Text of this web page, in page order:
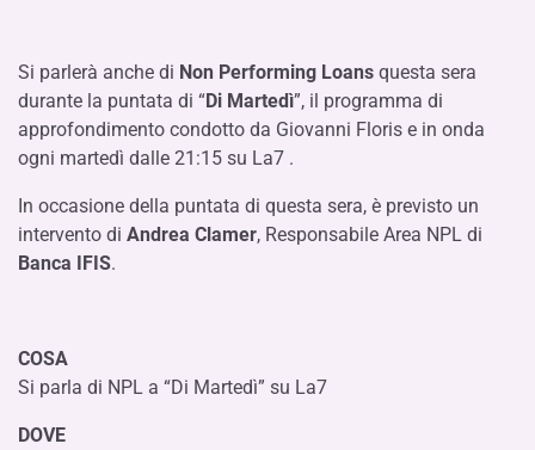
Si parlerà anche di Non Performing Loans questa sera
durante la puntata di “Di Martedì”, il programma di
approfondimento condotto da Giovanni Floris e in onda
ogni martedì dalle 21:15 su La7 .
In occasione della puntata di questa sera, è previsto un
intervento di Andrea Clamer, Responsabile Area NPL di
Banca IFIS.
COSA
Si parla di NPL a “Di Martedì” su La7
DOVE